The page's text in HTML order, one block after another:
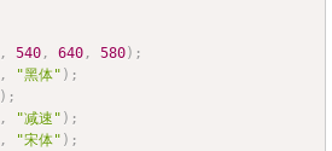
, 540 , 640 , 580) ;
, "黑体" ) ;
) ;
, "减速" ) ;
, "宋体" ) ;